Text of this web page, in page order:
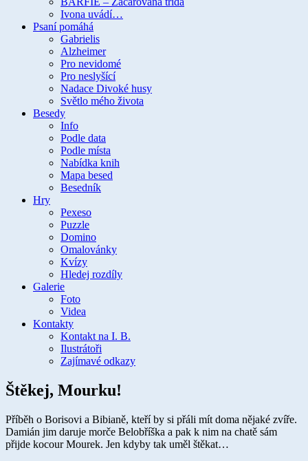
Ivona uvádí…
Psaní pomáhá
Gabrielis
Alzheimer
Pro nevidomé
Pro neslyšící
Nadace Divoké husy
Světlo mého života
Besedy
Info
Podle data
Podle místa
Nabídka knih
Mapa besed
Besedník
Hry
Pexeso
Puzzle
Domino
Omalovánky
Kvízy
Hledej rozdíly
Galerie
Foto
Videa
Kontakty
Kontakt na I. B.
Ilustrátoři
Zajímavé odkazy
Štěkej, Mourku!
Příběh o Borisovi a Bibianě, kteří by si přáli mít doma nějaké zvíře.
Damián jim daruje morče Belobříška a pak k nim na chatě sám
přijde kocour Mourek. Jen kdyby tak uměl štěkat…